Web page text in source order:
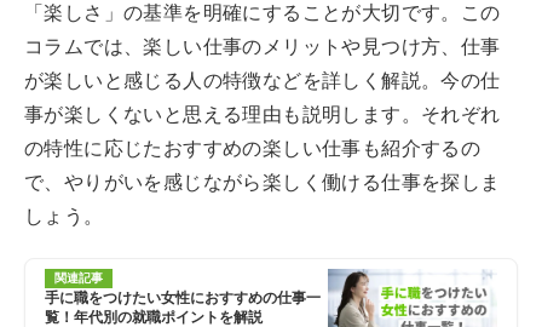
「楽しさ」の基準を明確にすることが大切です。この
コラムでは、楽しい仕事のメリットや見つけ方、仕事
が楽しいと感じる人の特徴などを詳しく解説。今の仕
事が楽しくないと思える理由も説明します。それぞれ
の特性に応じたおすすめの楽しい仕事も紹介するの
で、やりがいを感じながら楽しく働ける仕事を探しま
しょう。
関連記事
手に職をつけたい女性におすすめの仕事一
覧！年代別の就職ポイントを解説